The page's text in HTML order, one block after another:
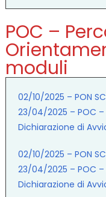
POC –
moduli
02/10/2025 – PON
23/04/2025 – POC
Dichiarazione di
02/10/2025 – PON
23/04/2025 – POC
Dichiarazione di